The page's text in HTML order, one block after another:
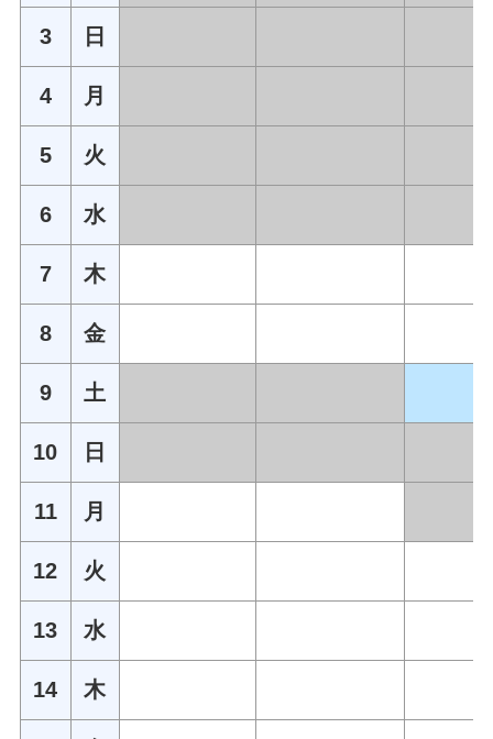
3 日
4 月
5 火
6 水
7 木
8 金
9 土
10 日
11 月
12 火
13 水
14 木